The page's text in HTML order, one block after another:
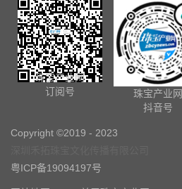
珠宝产业网
订阅号
珠宝产业网
抖音号
Copyright ©2019 - 2023
粤ICP备19094197号